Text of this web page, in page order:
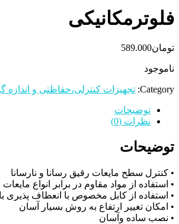
فلوترمکانیکی
تومان589.000
ناموجود
Category: تجهیزات کنترلی،حفاظتی و اندازه
توضیحات
نظرات (0)
توضیحات
• کنترل سطح مایعات رقیق رسانا و نارسانا
• استفاده از مواد مقاوم در برابر انواع مایعات
• استفاده از کابل مخصوص با انعطاف پذیری
• امکان تغییر ارتفاع به روش بسیار آسان
• نصب ساده وآسان